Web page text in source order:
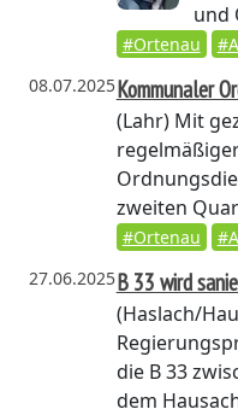
und
#Ortenau
08.07.2025Kommunaler
(Lahr)Mit
zweiten
#Ortenau
27.06.2025B 33 wird
(Haslach/
die B 33
dem